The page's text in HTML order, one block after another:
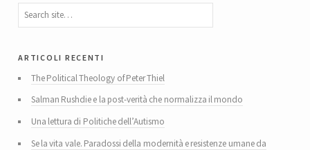
articoli recenti
The Political Theology of Peter Thiel
Salman Rushdie e la post-verità che normalizza il mondo
Una lettura di Politiche dell’Autismo
Se la vita vale. Paradossi della modernità e resistenze umane da